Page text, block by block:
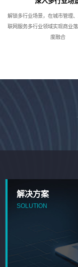
解锁多行业场景，在城市管理
联网服务多行业领域实现商业
度融合
解决方案
SOLUTION